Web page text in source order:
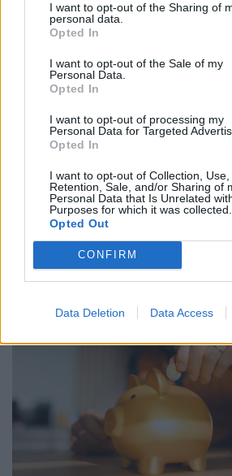
I want to opt-out of the Sharing of
personal data.
Opted In
I want to opt-out of the Sale of my
Personal Data.
Opted In
I want to opt-out of processing my
Personal Data for Targeted
Opted In
I want to opt-out of Collection, Use,
Retention, Sale, and/or Sharing of
Personal Data that Is Unrelated
Purposes for which it was collected.
Opted Out
CONFIRM
Data Deletion Data Access
Régi, bevált módszerrel
hatalmasat ezek a magyarok:
ingyen pénz landolt a
Mind az önkéntes nyugdíjpénztárban,
egészségpénztárban gyűlnek és